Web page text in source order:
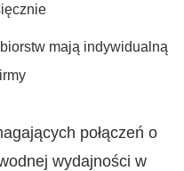
mają indywidualną
połączeń o
wydajności w